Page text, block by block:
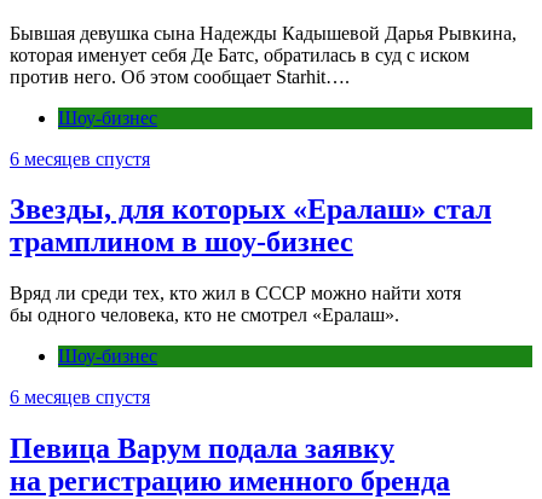
Бывшая девушка сына Надежды Кадышевой Дарья Рывкина,
которая именует себя Де Батс, обратилась в суд с иском
против него. Об этом сообщает Starhit….
Шоу-бизнес
6 месяцев спустя
Звезды, для которых «Ералаш» стал
трамплином в шоу-бизнес
Вряд ли среди тех, кто жил в СССР можно найти хотя
бы одного человека, кто не смотрел «Ералаш».
Шоу-бизнес
6 месяцев спустя
Певица Варум подала заявку
на регистрацию именного бренда